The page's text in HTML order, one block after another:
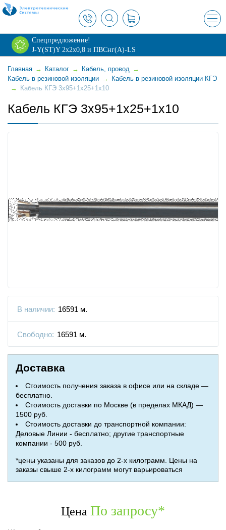
×
Спецпредложение!
J-Y(ST)Y 2х2х0,8 и ПВСнг(А)-LS
Главная → Каталог → Кабель, провод →
Кабель в резиновой изоляции →
Кабель в резиновой изоляции КГЭ
→
Кабель КГЭ 3x95+1x25+1x10
Кабель КГЭ 3x95+1x25+1x10
В наличии: 16591 м.
Свободно: 16591 м.
Доставка
Стоимость получения заказа в офисе или на складе —
бесплатно.
Стоимость доставки по Москве (в пределах МКАД) —
1500 руб.
Стоимость доставки до транспортной компании:
Деловые Линии - бесплатно; другие транспортные
компании - 500 руб.
*цены указаны для заказов до 2-х килограмм. Цены на
заказы свыше 2-х килограмм могут варьироваться
Цена По запросу*